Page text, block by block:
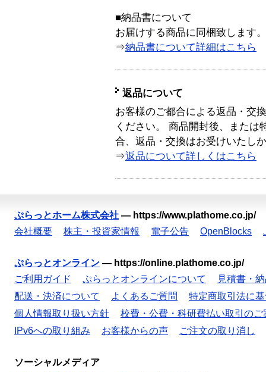
■納品書について
お届けする商品に同梱致します。
⇒納品書について詳細はこちら
返品について
お客様のご都合による返品・交
ください。 商品開封後、または
合、返品・交換はお受けいたし
⇒返品について詳しくはこちら
ぷらっとホーム株式会社 — https://www.plathome.co.jp/
会社概要
株主・投資家情報 電子公告 OpenBlocks
ぷらっとオンライン — https://online.plathome.co.jp/
ご利用ガイド
ぷらっとオンラインについて
見積書・
配送・決済について
よくあるご質問
特定商取引法に
個人情報取り扱い方針
校費・公費・科研費払い取引のご
IPv6への取り組み
お客様からの声 ご注文の取り消し
ソーシャルメディア